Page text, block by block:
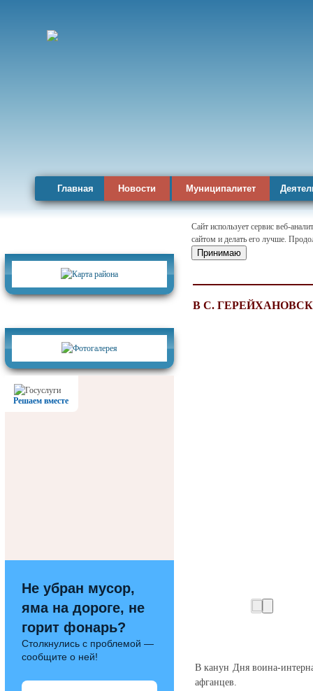
Главная Новости Муниципалитет
Решаем вместе
Не убран мусор,
яма на дороге, не
горит фонарь?
Столкнулись с проблемой —
сообщите о ней!
Сайт использует сервис веб-
сайтом и делать его лучше.
Принимаю
В С.
В канун Дня воина-
афганцев.